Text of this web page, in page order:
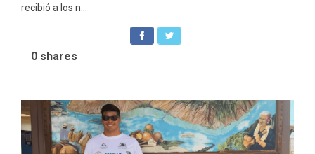
recibió a los n...
0 shares